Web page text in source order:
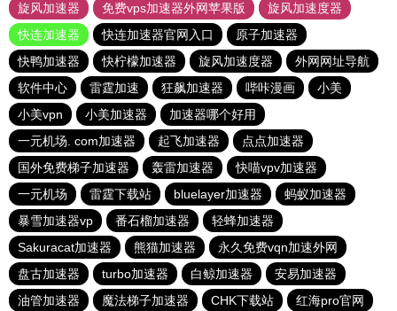
旋风加速器
免费vps加速器外网苹果版
旋风加速度器
快连加速器
快连加速器官网入口
原子加速器
快鸭加速器
快柠檬加速器 旋风加速度器
外网网址导航
软件中心
雷霆加速 狂飙加速器 哔咔漫画
小美
小美vpn
小美加速器
加速器哪个好用
一元机场. com加速器
起飞加速器
点点加速器
国外免费梯子加速器
轰雷加速器
快喵vpv加速器
一元机场
雷霆下载站 bluelayer加速器
蚂蚁加速器
暴雪加速器vp
番石榴加速器
轻蜂加速器
Sakuracat加速器
熊猫加速器
永久免费vqn加速外网
盘古加速器
turbo加速器 白鲸加速器
安易加速器
油管加速器
魔法梯子加速器 CHK下载站 红海pro官网